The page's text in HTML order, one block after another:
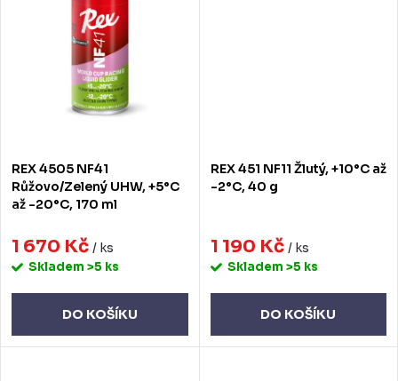
REX 4505 NF41
Růžovo/Zelený UHW, +5°C
až -20°C, 170 ml
1 670 Kč / ks
Skladem >5 ks
DO KOŠÍKU
REX 451 NF11 Žlutý, +10°C až
-2°C, 40 g
1 190 Kč / ks
Skladem >5 ks
DO KOŠÍKU